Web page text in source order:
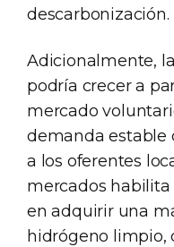
descarbonización.
Adicionalmente,
podría crecer a
mercado
demanda
a los oferentes
mercados habilita
en adquirir una
hidrógeno limpio,